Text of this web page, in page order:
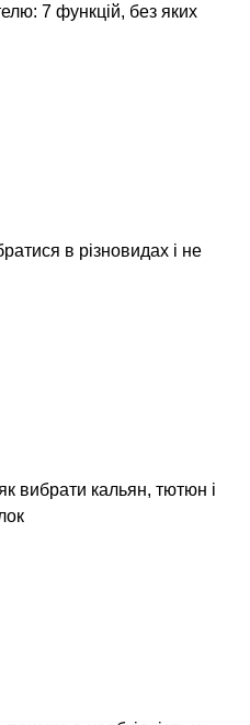
7 функцій, без яких
в різновидах і не
вибрати кальян, тютюн і